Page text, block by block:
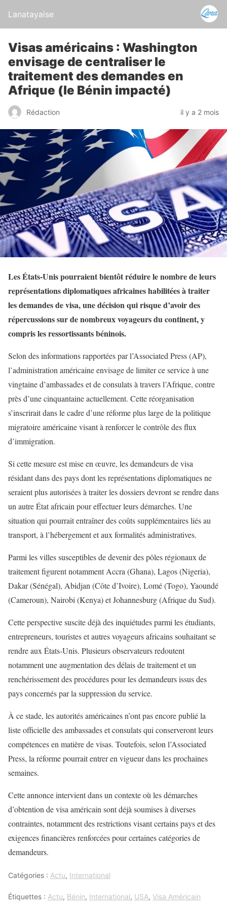
Lanatayaise
Visas américains : Washington
envisage de centraliser le
traitement des demandes en
Afrique (le Bénin impacté)
Rédaction il y a 2 mois
Les États-Unis pourraient bientôt réduire le nombre de leurs
représentations diplomatiques africaines habilitées à traiter
les demandes de visa, une décision qui risque d’avoir des
répercussions sur de nombreux voyageurs du continent, y
compris les ressortissants béninois.
Selon des informations rapportées par l’Associated Press (AP),
l’administration américaine envisage de limiter ce service à une
vingtaine d’ambassades et de consulats à travers l’Afrique, contre
près d’une cinquantaine actuellement. Cette réorganisation
s’inscrirait dans le cadre d’une réforme plus large de la politique
migratoire américaine visant à renforcer le contrôle des flux
d’immigration.
Si cette mesure est mise en œuvre, les demandeurs de visa
résidant dans des pays dont les représentations diplomatiques ne
seraient plus autorisées à traiter les dossiers devront se rendre dans
un autre État africain pour effectuer leurs démarches. Une
situation qui pourrait entraîner des coûts supplémentaires liés au
transport, à l’hébergement et aux formalités administratives.
Parmi les villes susceptibles de devenir des pôles régionaux de
traitement figurent notamment Accra (Ghana), Lagos (Nigeria),
Dakar (Sénégal), Abidjan (Côte d’Ivoire), Lomé (Togo), Yaoundé
(Cameroun), Nairobi (Kenya) et Johannesburg (Afrique du Sud).
Cette perspective suscite déjà des inquiétudes parmi les étudiants,
entrepreneurs, touristes et autres voyageurs africains souhaitant se
rendre aux États-Unis. Plusieurs observateurs redoutent
notamment une augmentation des délais de traitement et un
renchérissement des procédures pour les demandeurs issus des
pays concernés par la suppression du service.
À ce stade, les autorités américaines n’ont pas encore publié la
liste officielle des ambassades et consulats qui conserveront leurs
compétences en matière de visas. Toutefois, selon l’Associated
Press, la réforme pourrait entrer en vigueur dans les prochaines
semaines.
Cette annonce intervient dans un contexte où les démarches
d’obtention de visa américain sont déjà soumises à diverses
contraintes, notamment des restrictions visant certains pays et des
exigences financières renforcées pour certaines catégories de
demandeurs.
Catégories : Actu, International
Étiquettes : Actu, Bénin, International, USA, Visa Américain